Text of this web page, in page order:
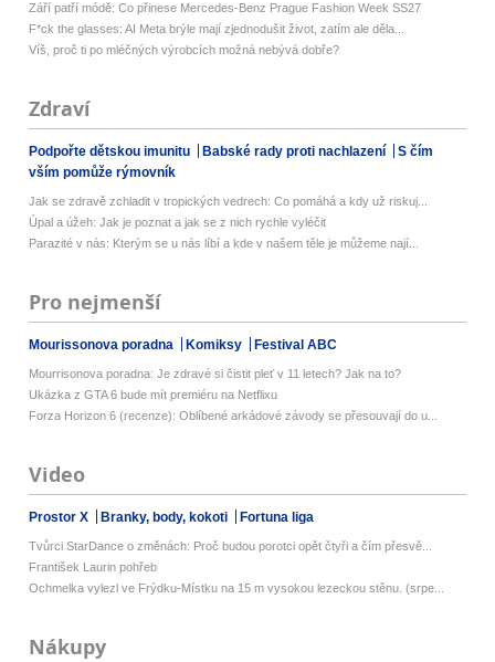
Září patří módě: Co přinese Mercedes-Benz Prague Fashion Week SS27
F*ck the glasses: AI Meta brýle mají zjednodušit život, zatím ale děla...
Víš, proč ti po mléčných výrobcích možná nebývá dobře?
Zdraví
Podpořte dětskou imunitu Babské rady proti nachlazení
S čím
vším pomůže rýmovník
Jak se zdravě zchladit v tropických vedrech: Co pomáhá a kdy už riskuj...
Úpal a úžeh: Jak je poznat a jak se z nich rychle vyléčit
Parazité v nás: Kterým se u nás líbí a kde v našem těle je můžeme nají...
Pro nejmenší
Mourissonova poradna Komiksy Festival ABC
Mourrisonova poradna: Je zdravé si čistit pleť v 11 letech? Jak na to?
Ukázka z GTA 6 bude mít premiéru na Netflixu
Forza Horizon 6 (recenze): Oblíbené arkádové závody se přesouvají do u...
Video
Prostor X Branky, body, kokoti Fortuna liga
Tvůrci StarDance o změnách: Proč budou porotci opět čtyři a čím přesvě...
František Laurin pohřeb
Ochmelka vylezl ve Frýdku-Místku na 15 m vysokou lezeckou stěnu. (srpe...
Nákupy